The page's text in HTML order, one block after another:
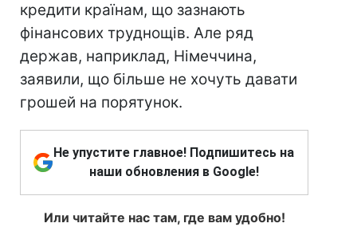
кредити країнам, що зазнають
фінансових труднощів. Але ряд
держав, наприклад, Німеччина,
заявили, що більше не хочуть давати
грошей на порятунок.
Не упустите главное! Подпишитесь на
наши обновления в Google!
Или читайте нас там, где вам удобно!